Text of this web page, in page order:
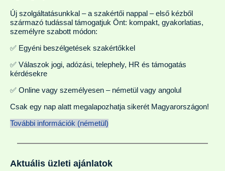
Új szolgáltatásunkkal – a szakértői nappal – első kézből
származó tudással támogatjuk Önt: kompakt, gyakorlatias,
személyre szabott módon:
✅ Egyéni beszélgetések szakértőkkel
✅ Válaszok jogi, adózási, telephely, HR és támogatás
kérdésekre
✅ Online vagy személyesen – németül vagy angolul
Csak egy nap alatt megalapozhatja sikerét Magyarországon!
További információk (németül)
Aktuális üzleti ajánlatok